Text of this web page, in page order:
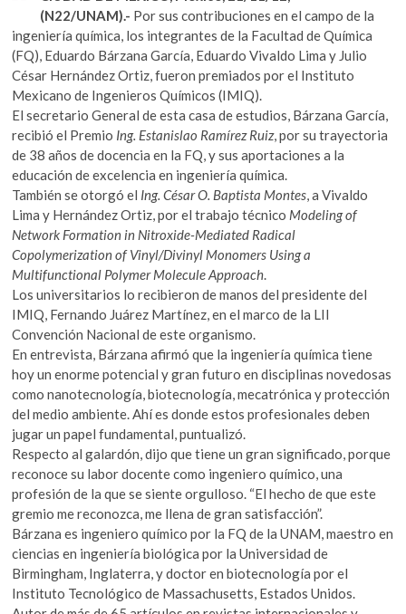
e
b
o
o
k
itt
er
at
s
A
p
p
(N22/UNAM).- Por sus contribuciones en el campo de la
ingeniería química, los integrantes de la Facultad de Química
(FQ), Eduardo Bárzana García, Eduardo Vivaldo Lima y Julio
César Hernández Ortiz, fueron premiados por el Instituto
Mexicano de Ingenieros Químicos (IMIQ).
El secretario General de esta casa de estudios, Bárzana García,
recibió el Premio Ing. Estanislao Ramírez Ruiz, por su trayectoria
de 38 años de docencia en la FQ, y sus aportaciones a la
educación de excelencia en ingeniería química.
También se otorgó el Ing. César O. Baptista Montes, a Vivaldo
Lima y Hernández Ortiz, por el trabajo técnico Modeling of
Network Formation in Nitroxide-Mediated Radical
Copolymerization of Vinyl/Divinyl Monomers Using a
Multifunctional Polymer Molecule Approach.
Los universitarios lo recibieron de manos del presidente del
IMIQ, Fernando Juárez Martínez, en el marco de la LII
Convención Nacional de este organismo.
En entrevista, Bárzana afirmó que la ingeniería química tiene
hoy un enorme potencial y gran futuro en disciplinas novedosas
como nanotecnología, biotecnología, mecatrónica y protección
del medio ambiente. Ahí es donde estos profesionales deben
jugar un papel fundamental, puntualizó.
Respecto al galardón, dijo que tiene un gran significado, porque
reconoce su labor docente como ingeniero químico, una
profesión de la que se siente orgulloso. “El hecho de que este
gremio me reconozca, me llena de gran satisfacción”.
Bárzana es ingeniero químico por la FQ de la UNAM, maestro en
ciencias en ingeniería biológica por la Universidad de
Birmingham, Inglaterra, y doctor en biotecnología por el
Instituto Tecnológico de Massachusetts, Estados Unidos.